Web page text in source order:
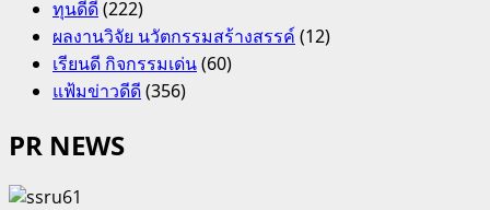
ทุนดีดี(222)
ผลงานวิจัย นวัตกรรมสร้างสรรค์ (12)
เรียนดี กิจกรรมเด่น(60)
แฟ้มข่าวดีดี(356)
PR NEWS